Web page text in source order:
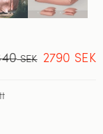
SEK 2790 SEK